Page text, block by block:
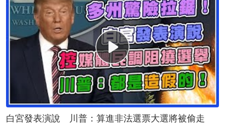
白宮發表演說 川普：算進非法選票大選將被偷走